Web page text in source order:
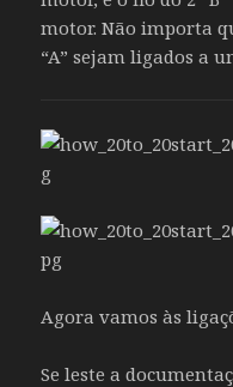
motor. Não importa
“A” sejam ligados a
Agora vamos às
Se leste a